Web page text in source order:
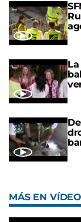
MÁS EN